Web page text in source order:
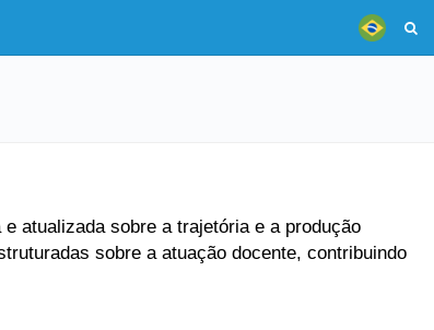
atualizada sobre a trajetória e a produção
sobre a atuação docente, contribuindo